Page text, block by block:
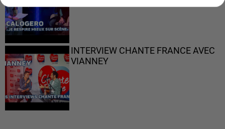
INTERVIEW CHANTE FRANCE AVEC
VIANNEY